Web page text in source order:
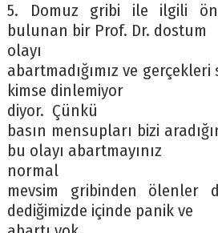
5. Domuz gribi ile ilgili
bulunan bir Prof. Dr. dostum
olayı
abartmadığımız ve
kimse dinlemiyor
diyor. Çünkü
basın mensupları bizi
bu olayı abartmayınız
normal
mevsim gribinden ölenler
dediğimizde içinde panik ve